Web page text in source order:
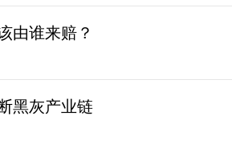
由谁来赔？
黑灰产业链